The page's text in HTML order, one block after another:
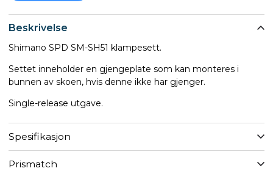
Beskrivelse
Shimano SPD SM-SH51 klampesett.
Settet inneholder en gjengeplate som kan monteres i
bunnen av skoen, hvis denne ikke har gjenger.
Single-release utgave.
Spesifikasjon
Prismatch